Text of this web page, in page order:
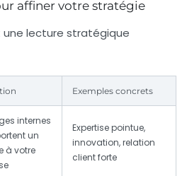
affiner votre stratégie
lecture stratégique
Exemples concrets
internes
un
à votre
Expertise pointue,
innovation, relation
client forte